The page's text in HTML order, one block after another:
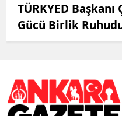
TÜRKYED
Gücü Birlik